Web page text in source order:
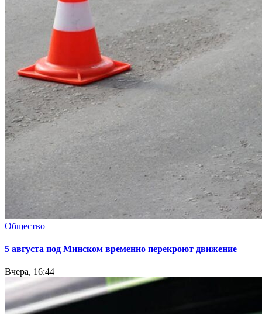
Общество
5 августа под Минском временно перекроют движение
Вчера, 16:44